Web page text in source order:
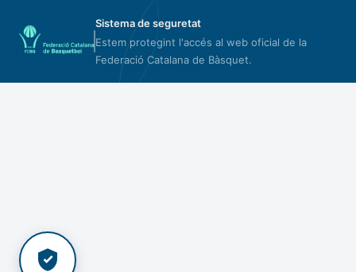
Sistema de seguretat
Estem protegint l'accés al web oficial de la
Federació Catalana de Bàsquet.